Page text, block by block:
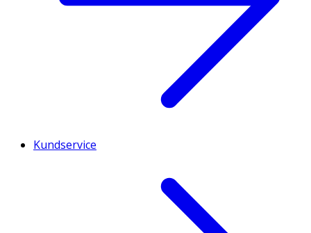
Kundservice